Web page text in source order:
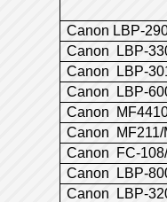
Canon LBP-
Canon LBP-
Canon LBP-
Canon LBP-
Canon
Canon MF211/
Canon FC-
Canon LBP-
Canon LBP-